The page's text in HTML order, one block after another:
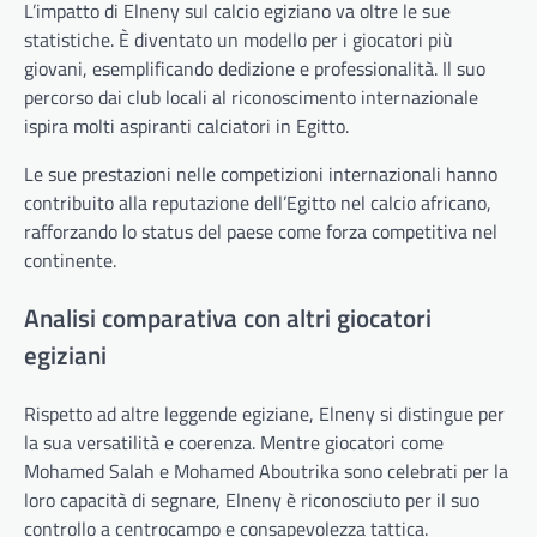
L’impatto di Elneny sul calcio egiziano va oltre le sue
statistiche. È diventato un modello per i giocatori più
giovani, esemplificando dedizione e professionalità. Il suo
percorso dai club locali al riconoscimento internazionale
ispira molti aspiranti calciatori in Egitto.
Le sue prestazioni nelle competizioni internazionali hanno
contribuito alla reputazione dell’Egitto nel calcio africano,
rafforzando lo status del paese come forza competitiva nel
continente.
Analisi comparativa con altri giocatori
egiziani
Rispetto ad altre leggende egiziane, Elneny si distingue per
la sua versatilità e coerenza. Mentre giocatori come
Mohamed Salah e Mohamed Aboutrika sono celebrati per la
loro capacità di segnare, Elneny è riconosciuto per il suo
controllo a centrocampo e consapevolezza tattica.